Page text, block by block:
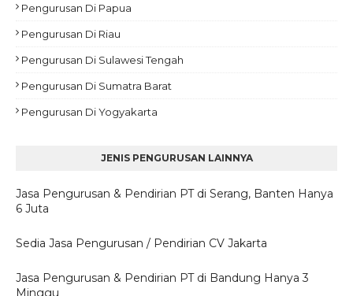
Pengurusan Di Papua
Pengurusan Di Riau
Pengurusan Di Sulawesi Tengah
Pengurusan Di Sumatra Barat
Pengurusan Di Yogyakarta
JENIS PENGURUSAN LAINNYA
Jasa Pengurusan & Pendirian PT di Serang, Banten Hanya
6 Juta
Sedia Jasa Pengurusan / Pendirian CV Jakarta
Jasa Pengurusan & Pendirian PT di Bandung Hanya 3
Minggu